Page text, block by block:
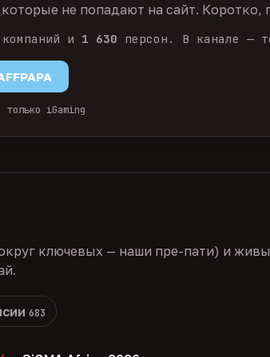
не попадают на сайт. Коротко,
компаний и 1 630 персон. В канале —
только iGaming
ключевых — наши пре-пати) и
683